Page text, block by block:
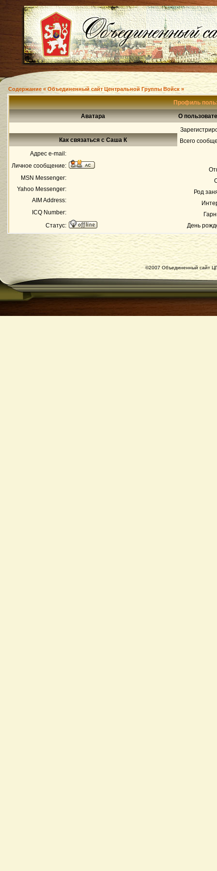
Содержание « Объединенный сайт Центральной Группы Войск »
Профиль
Аватара
О
Всего
Род
День
Как связаться с Саша К
Адрес e-mail:
Личное сообщение:
MSN Messenger:
Yahoo Messenger:
AIM Address:
ICQ Number:
Статус:
©2007 Объединенный сайт